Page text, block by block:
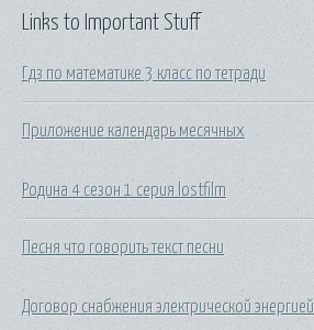
Links to Important Stuff
Гдз по математике 3 класс по тетради
Приложение календарь месячных
Родина 4 сезон 1 серия lostfilm
Песня что говорить текст песни
Договор снабжения электрической энергией